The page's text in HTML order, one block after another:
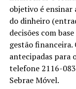
objetivo é
do dinheiro
decisões com
gestão financeira.
antecipadas para
telefone 2116-
Sebrae Móvel.